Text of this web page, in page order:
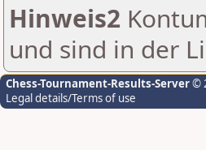
Hinweis2
und sind in der
Chess-Tournament-Results-Server©
Legal details/Terms of use